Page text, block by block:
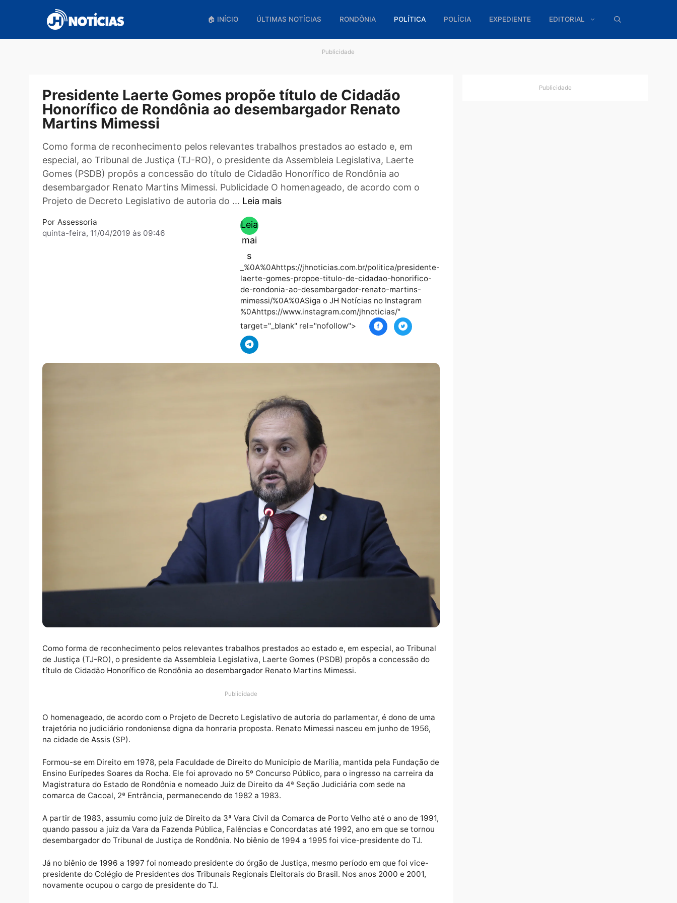
conteúdo
🏠 INÍCIO ÚLTIMAS NOTÍCIAS RONDÔNIA POLÍTICA POLÍCIA EXPEDIENTE EDITORIAL
Presidente Laerte Gomes propõe título de Cidadão
Honorífico de Rondônia ao desembargador Renato
Como forma de reconhecimento pelos relevantes trabalhos prestados ao estado e, em
especial, ao Tribunal de Justiça (TJ-RO), o presidente da Assembleia Legislativa, Laerte
Gomes (PSDB) propôs a concessão do título de Cidadão Honorífico de Rondônia ao
desembargador Renato Martins Mimessi. Publicidade O homenageado, de acordo com o
Projeto de Decreto Legislativo de autoria do ...
mai
s
_%0A%0Ahttps://jhnoticias.com.br/politica/presidente-
laerte-gomes-propoe-titulo-de-cidadao-honorifico-
de-rondonia-ao-desembargador-renato-martins-
mimessi/%0A%0ASiga o JH Notícias no Instagram
target="_blank" rel="nofollow">
Como forma de reconhecimento pelos relevantes trabalhos prestados ao estado e, em especial, ao Tribunal
de Justiça (TJ-RO), o presidente da Assembleia Legislativa, Laerte Gomes (PSDB) propôs a concessão do
título de Cidadão Honorífico de Rondônia ao desembargador Renato Martins Mimessi.
Publicidade
O homenageado, de acordo com o Projeto de Decreto Legislativo de autoria do parlamentar, é dono de uma
na cidade de Assis (SP).
Formou-se em Direito em 1978, pela Faculdade de Direito do Município de Marília, mantida pela Fundação de
Ensino Eurípedes Soares da Rocha. Ele foi aprovado no 5º Concurso Público, para o ingresso na carreira da
Magistratura do Estado de Rondônia e nomeado Juiz de Direito da 4ª Seção Judiciária com sede na
comarca de Cacoal, 2ª Entrância, permanecendo de 1982 a 1983.